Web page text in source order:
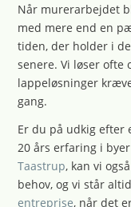
Når murerarbejdet
med mere end en
tiden, der holder i
senere. Vi løser ofte
lappeløsninger
gang.
Er du på udkig efter
20 års erfaring i
Taastrup, kan vi
behov, og vi står
entreprise, når det